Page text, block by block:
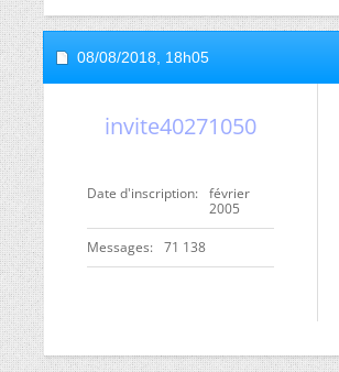
08/08/2018, 18h05
invite40271050
Date d'inscription
février
2005
Messages 71 138